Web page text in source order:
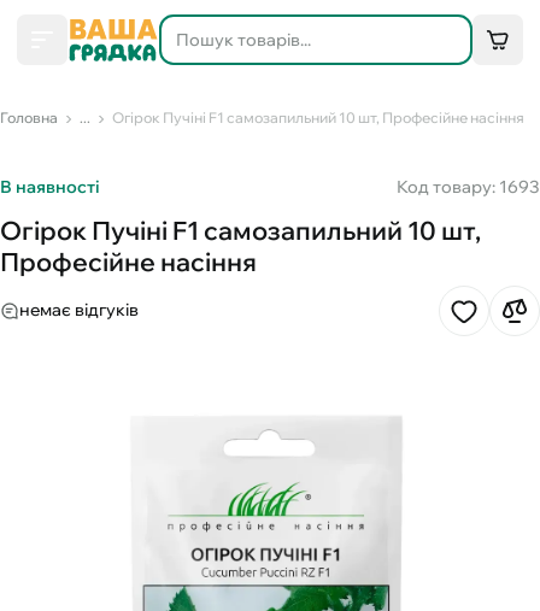
Головна ... Огірок Пучіні F1 самозапильний 10 шт, Професійне насіння
В наявності Код товару: 1693
Огірок Пучіні F1 самозапильний 10 шт,
Професійне насіння
немає відгуків